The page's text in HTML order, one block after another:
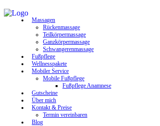
Massagen
Rückenmassage
Teilkörpermassage
Ganzkörpermassage
Schwangerenmassage
Fußpflege
Wellnesspakete
Mobiler Service
Mobile Fußpflege
Fußpflege Anamnese
Gutscheine
Über mich
Kontakt & Preise
Termin vereinbaren
Blog